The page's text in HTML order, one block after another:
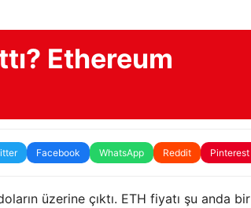
Ethereum
Facebook WhatsApp Reddit Pinterest
üzerine çıktı. ETH fiyatı şu anda bir